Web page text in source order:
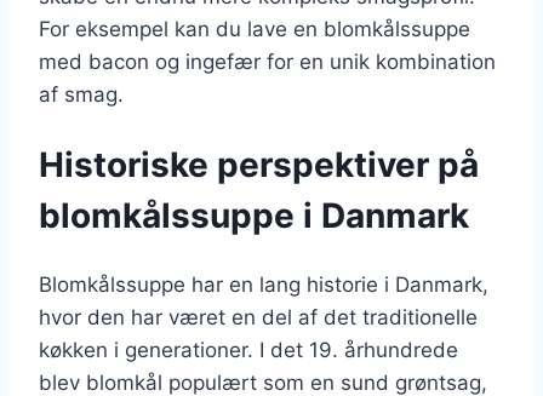
For eksempel kan du lave en blomkålssuppe
med bacon og ingefær for en unik kombination
af smag.
Historiske perspektiver på
blomkålssuppe i Danmark
Blomkålssuppe har en lang historie i Danmark,
hvor den har været en del af det traditionelle
køkken i generationer. I det 19. århundrede
blev blomkål populært som en sund grøntsag,